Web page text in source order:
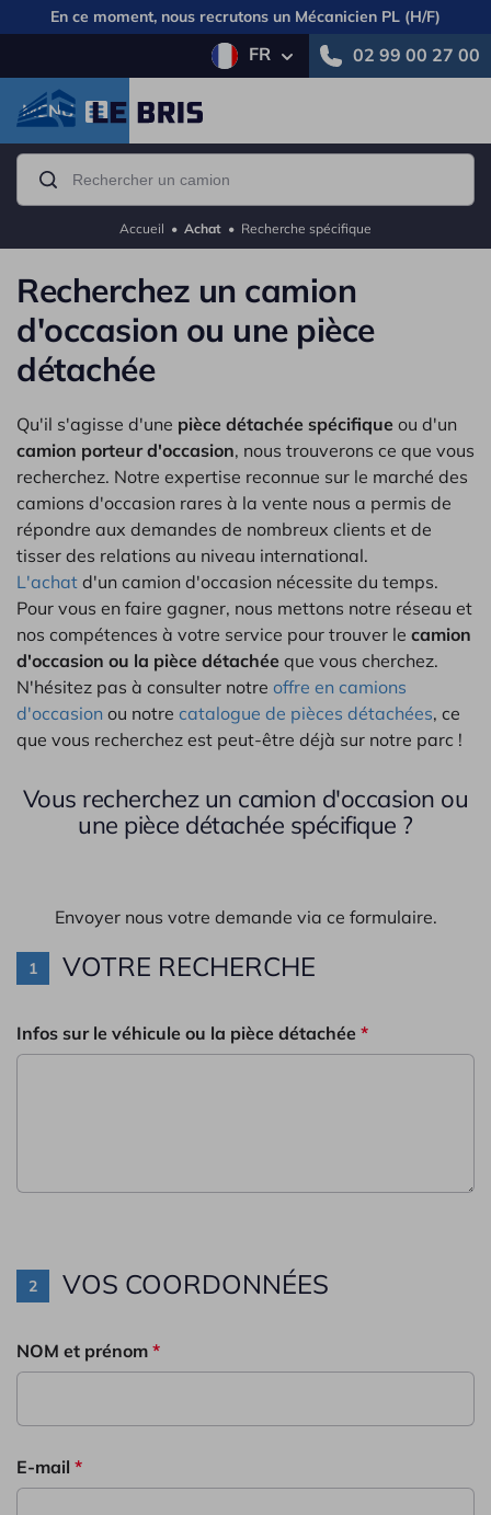
En ce moment, nous recrutons un Mécanicien PL (H/F)
FR 02 99 00 27 00
MENU
Accueil • Achat • Recherche spécifique
Recherchez un camion
d'occasion ou une pièce
détachée
Qu'il s'agisse d'une pièce détachée spécifique ou d'un
camion porteur d'occasion, nous trouverons ce que vous
recherchez. Notre expertise reconnue sur le marché des
camions d'occasion rares à la vente nous a permis de
répondre aux demandes de nombreux clients et de
tisser des relations au niveau international.
L'achat d'un camion d'occasion nécessite du temps.
Pour vous en faire gagner, nous mettons notre réseau et
nos compétences à votre service pour trouver le camion
d'occasion ou la pièce détachée que vous cherchez.
N'hésitez pas à consulter notre offre en camions
d'occasion ou notre catalogue de pièces détachées, ce
que vous recherchez est peut-être déjà sur notre parc !
Vous recherchez un camion d'occasion ou
une pièce détachée spécifique ?
Envoyer nous votre demande via ce formulaire.
VOTRE RECHERCHE
Infos sur le véhicule ou la pièce détachée *
VOS COORDONNÉES
NOM et prénom *
E-mail *